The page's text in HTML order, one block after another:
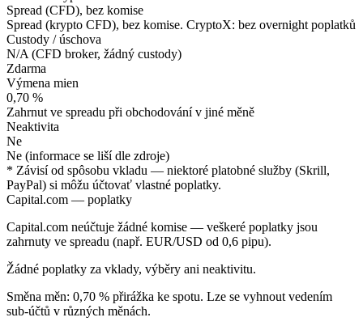
Spread (CFD), bez komise
Spread (krypto CFD), bez komise. CryptoX: bez overnight poplatků
Custody / úschova
N/A (CFD broker, žádný custody)
Zdarma
Výmena mien
0,70 %
Zahrnut ve spreadu při obchodování v jiné měně
Neaktivita
Ne
Ne (informace se liší dle zdroje)
* Závisí od spôsobu vkladu — niektoré platobné služby (Skrill,
PayPal) si môžu účtovať vlastné poplatky.
Capital.com — poplatky
Capital.com neúčtuje žádné komise — veškeré poplatky jsou
zahrnuty ve spreadu (např. EUR/USD od 0,6 pipu).
Žádné poplatky za vklady, výběry ani neaktivitu.
Směna měn: 0,70 % přirážka ke spotu. Lze se vyhnout vedením
sub-účtů v různých měnách.